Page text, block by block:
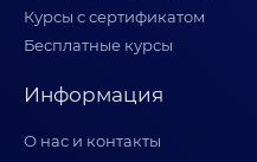
Курсы с сертификатом
Бесплатные курсы
Информация
О нас и контакты